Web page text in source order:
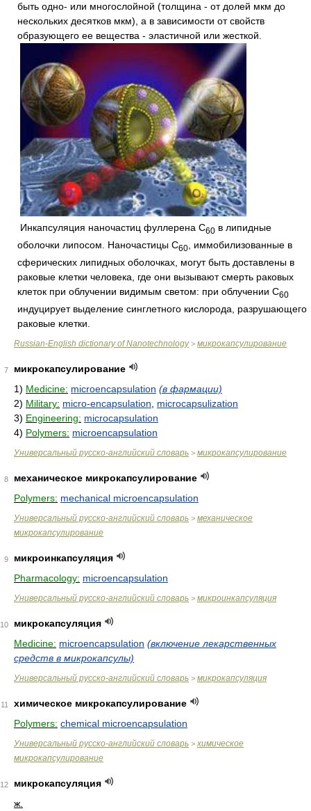
быть одно- или многослойной (толщина - от долей мкм до
нескольких десятков мкм), а в зависимости от свойств
образующего ее вещества - эластичной или жесткой.
Инкапсуляция наночастиц фуллерена C60 в липидные
оболочки липосом. Наночастицы C60
, иммобилизованные в
сферических липидных оболочках, могут быть доставлены в
раковые клетки человека, где они вызывают смерть раковых
клеток при облучении видимым светом: при облучении C60
индуцирует выделение синглетного кислорода, разрушающего
раковые клетки.
Russian-English dictionary of Nanotechnology> микрокапсулирование
7
микрокапсулирование
1) Medicine: microencapsulation (в фармации)
2) Military: micro-encapsulation
microcapsulization
3) Engineering: microcapsulation
4) Polymers: microencapsulation
Универсальный русско-английский словарь > микрокапсулирование
8
механическое микрокапсулирование
Polymers: mechanical microencapsulation
Универсальный русско-английский словарь > механическое
микрокапсулирование
9
микроинкапсуляция
Pharmacology: microencapsulation
Универсальный русско-английский словарь > микроинкапсуляция
10
микрокапсуляция
Medicine: microencapsulation (включение лекарственных
средств в микрокапсулы)
Универсальный русско-английский словарь > микрокапсуляция
11
химическое микрокапсулирование
Polymers: chemical microencapsulation
Универсальный русско-английский словарь > химическое
микрокапсулирование
12
микрокапсуляция
ж.